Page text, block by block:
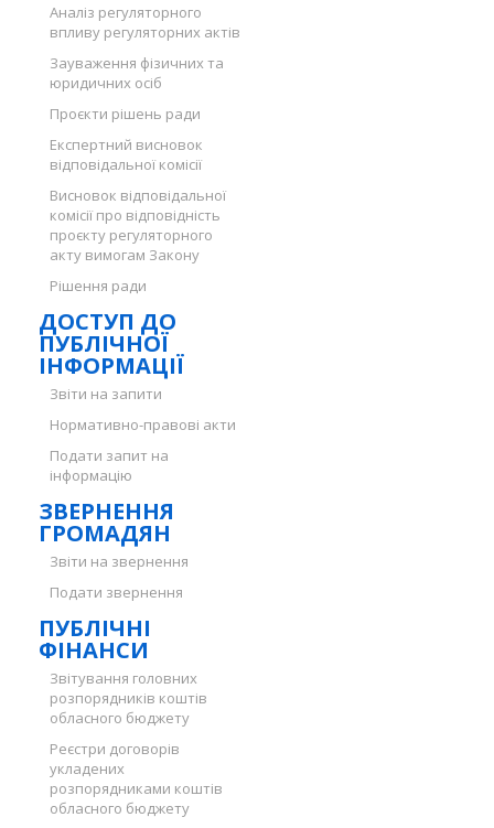
Аналіз регуляторного
впливу регуляторних актів
Зауваження фізичних та
юридичних осіб
Проєкти рішень ради
Експертний висновок
відповідальної комісії
Висновок відповідальної
комісії про відповідність
проєкту регуляторного
акту вимогам Закону
Рішення ради
ДОСТУП ДО
ПУБЛІЧНОЇ
ІНФОРМАЦІЇ
Звіти на запити
Нормативно-правові акти
Подати запит на
інформацію
ЗВЕРНЕННЯ
ГРОМАДЯН
Звіти на звернення
Подати звернення
ПУБЛІЧНІ
ФІНАНСИ
Звітування головних
розпорядників коштів
обласного бюджету
Реєстри договорів
укладених
розпорядниками коштів
обласного бюджету